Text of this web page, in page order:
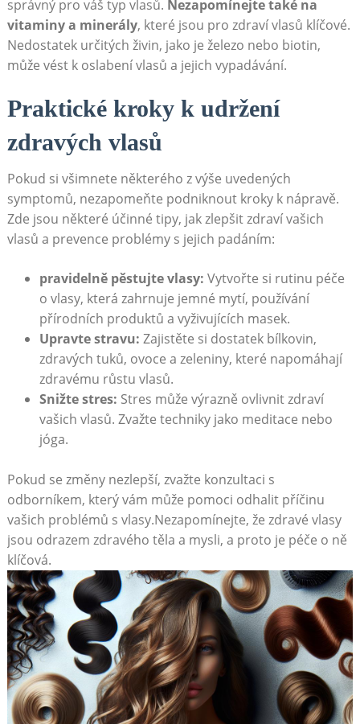
správný pro váš typ vlasů. Nezapomínejte také na
vitaminy a minerály, které jsou pro zdraví vlasů klíčové.
Nedostatek určitých živin, jako je železo nebo biotin,
může vést k oslabení vlasů a jejich vypadávání.
Praktické kroky k udržení
zdravých vlasů
Pokud si všimnete některého z výše uvedených
symptomů, nezapomeňte podniknout kroky k nápravě.
Zde jsou některé účinné tipy, jak zlepšit zdraví vašich
vlasů a prevence problémy s jejich padáním:
pravidelně pěstujte vlasy: Vytvořte si rutinu péče
o vlasy, která zahrnuje jemné mytí, používání
přírodních produktů a vyživujících masek.
Upravte stravu: Zajistěte si dostatek bílkovin,
zdravých tuků, ovoce a zeleniny, které napomáhají
zdravému růstu vlasů.
Snižte stres: Stres může výrazně ovlivnit zdraví
vašich vlasů. Zvažte techniky jako meditace nebo
jóga.
Pokud se změny nezlepší, zvažte konzultaci s
odborníkem, který vám může pomoci odhalit příčinu
vašich problémů s vlasy.Nezapomínejte, že zdravé vlasy
jsou odrazem zdravého těla a mysli, a proto je péče o ně
klíčová.